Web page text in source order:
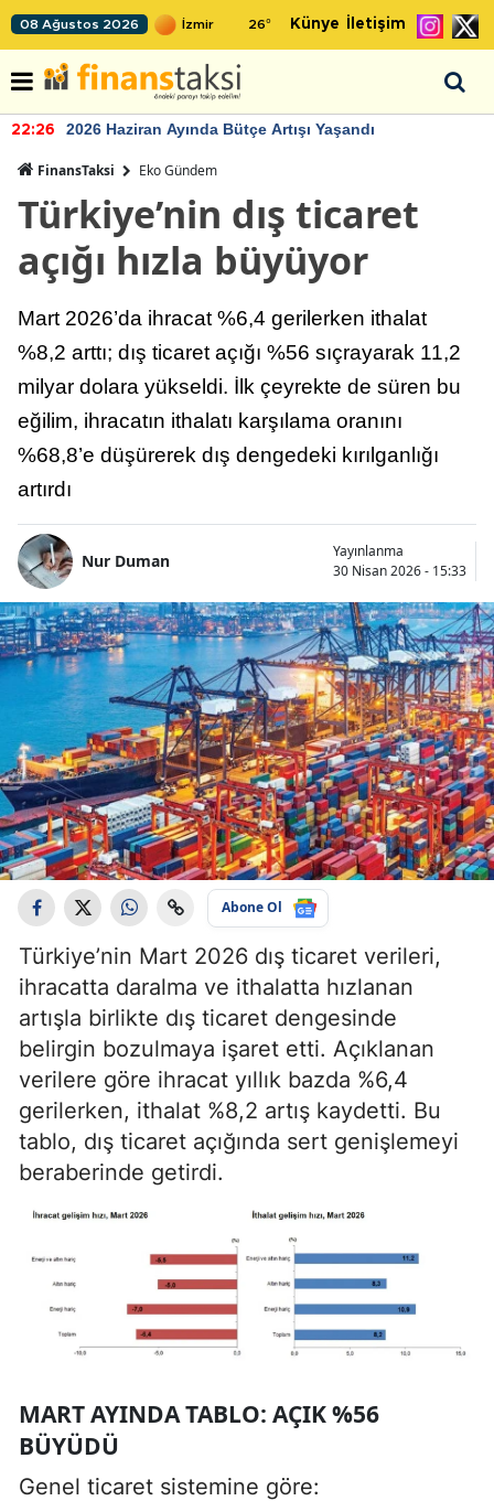
08 Ağustos 2026 26° Künye İletişim
22:26 2026 Haziran Ayında Bütçe Artışı Yaşandı
FinansTaksi Eko Gündem
Türkiye’nin dış ticaret
açığı hızla büyüyor
Mart 2026’da ihracat %6,4 gerilerken ithalat
%8,2 arttı; dış ticaret açığı %56 sıçrayarak 11,2
milyar dolara yükseldi. İlk çeyrekte de süren bu
eğilim, ihracatın ithalatı karşılama oranını
%68,8’e düşürerek dış dengedeki kırılganlığı
artırdı
Nur Duman
Yayınlanma
30 Nisan 2026 - 15:33
Abone Ol
Türkiye’nin Mart 2026 dış ticaret verileri,
ihracatta daralma ve ithalatta hızlanan
artışla birlikte dış ticaret dengesinde
belirgin bozulmaya işaret etti. Açıklanan
verilere göre ihracat yıllık bazda %6,4
gerilerken, ithalat %8,2 artış kaydetti. Bu
tablo, dış ticaret açığında sert genişlemeyi
beraberinde getirdi.
MART AYINDA TABLO: AÇIK %56
BÜYÜDÜ
Genel ticaret sistemine göre: